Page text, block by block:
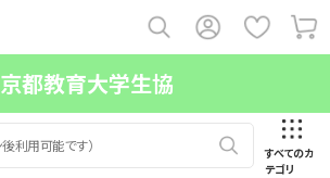
京都教育大学生協
すべてのカ
テゴリ